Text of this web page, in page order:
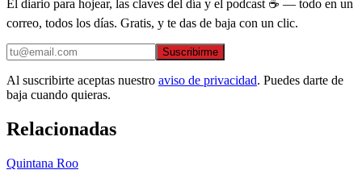
El diario para hojear, las claves del día y el podcast ☕ — todo en un
correo, todos los días. Gratis, y te das de baja con un clic.
Suscribirme
Al suscribirte aceptas nuestro aviso de privacidad. Puedes darte de
baja cuando quieras.
Relacionadas
Quintana Roo